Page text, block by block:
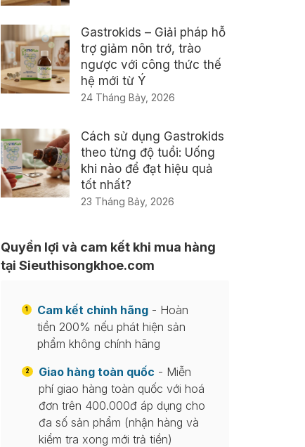
Gastrokids – Giải pháp hỗ
trợ giảm nôn trớ, trào
ngược với công thức thế
hệ mới từ Ý
24 Tháng Bảy, 2026
Cách sử dụng Gastrokids
theo từng độ tuổi: Uống
khi nào để đạt hiệu quả
tốt nhất?
23 Tháng Bảy, 2026
Quyền lợi và cam kết khi mua hàng
tại Sieuthisongkhoe.com
1 Cam kết chính hãng - Hoàn
tiền 200% nếu phát hiện sản
phẩm không chính hãng
2 Giao hàng toàn quốc - Miễn
phí giao hàng toàn quốc với hoá
đơn trên 400.000đ áp dụng cho
đa số sản phẩm (nhận hàng và
kiểm tra xong mới trả tiền)